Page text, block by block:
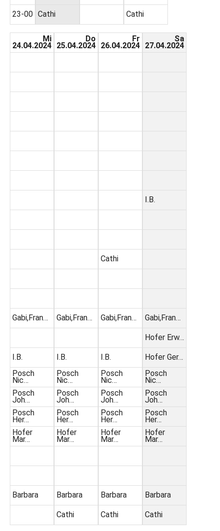
23-00 Cathi Cathi
Mi
24.04.2024
Gabi,Fran…
I.B.
Posch
Nic…
Posch
Joh…
Posch
Her…
Hofer
Mar…
Barbara
Do
25.04.2024
Gabi,Fran…
I.B.
Posch
Nic…
Posch
Joh…
Posch
Her…
Hofer
Mar…
Barbara
Cathi
Fr
26.04.2024
Cathi
Gabi,Fran…
I.B.
Posch
Nic…
Posch
Joh…
Posch
Her…
Hofer
Mar…
Barbara
Cathi
Sa
27.04.2024
I.B.
Gabi,Fran…
Hofer Erw…
Hofer Ger…
Posch
Nic…
Posch
Joh…
Posch
Her…
Hofer
Mar…
Barbara
Cathi